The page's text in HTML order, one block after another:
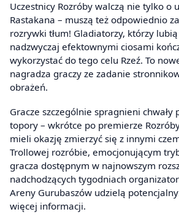
Uczestnicy Rozróby walczą nie tylko o
Rastakana – muszą też odpowiednio
rozrywki tłum! Gladiatorzy, którzy
nadzwyczaj efektownymi ciosami
wykorzystać do tego celu Rzeź. To
nagradza graczy ze zadanie
obrażeń.
Gracze szczególnie spragnieni chwały
topory – wkrótce po premierze
mieli okazję zmierzyć się z innymi
Trollowej rozróbie, emocjonującym
gracza dostępnym w najnowszym
nadchodzących tygodniach
Areny Gurubaszów udzielą
więcej informacji.